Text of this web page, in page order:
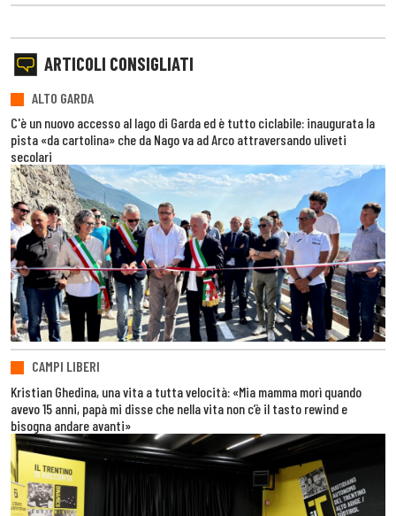
ARTICOLI CONSIGLIATI
ALTO GARDA
C'è un nuovo accesso al lago di Garda ed è tutto ciclabile: inaugurata la
pista «da cartolina» che da Nago va ad Arco attraversando uliveti
secolari
CAMPI LIBERI
Kristian Ghedina, una vita a tutta velocità: «Mia mamma morì quando
avevo 15 anni, papà mi disse che nella vita non c’è il tasto rewind e
bisogna andare avanti»